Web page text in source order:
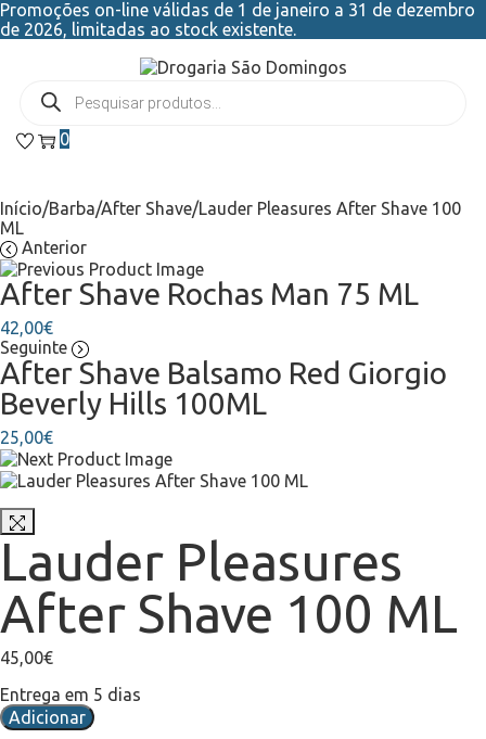
Promoções on-line válidas de 1 de janeiro a 31 de dezembro
de 2026, limitadas ao stock existente.
0
Início/Barba/After Shave/Lauder Pleasures After Shave 100
ML
Anterior
After Shave Rochas Man 75 ML
42,00€
Seguinte
After Shave Balsamo Red Giorgio
Beverly Hills 100ML
25,00€
Lauder Pleasures
After Shave 100 ML
45,00€
Entrega em 5 dias
Adicionar